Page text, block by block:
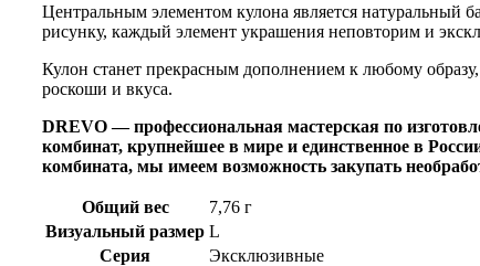
Центральным элементом кулона является натуральный
рисунку, каждый элемент украшения неповторим и
Кулон станет прекрасным дополнением к любому
роскоши и вкуса.
DREVO — профессиональная мастерская по
комбинат, крупнейшее в мире и единственное в
комбината, мы имеем возможность закупать
Общий вес
7,76 г
Визуальный размер L
Серия
Эксклюзивные